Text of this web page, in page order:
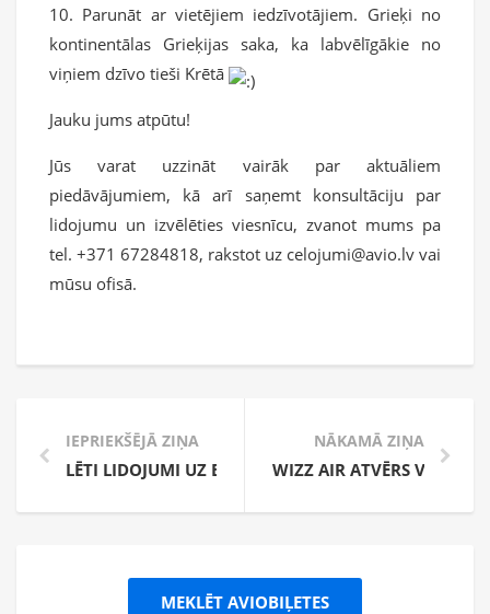
10. Parunāt ar vietējiem iedzīvotājiem. Grieķi no
kontinentālas Grieķijas saka, ka labvēlīgākie no
viņiem dzīvo tieši Krētā
Jauku jums atpūtu!
Jūs varat uzzināt vairāk par aktuāliem
piedāvājumiem, kā arī saņemt konsultāciju par
lidojumu un izvēlēties viesnīcu, zvanot mums pa
tel. +371 67284818, rakstot uz celojumi@avio.lv vai
mūsu ofisā.
IEPRIEKŠĒJĀ ZIŅA
LĒTI LIDOJUMI UZ BERGENU
NĀKAMĀ ZIŅA
WIZZ AIR ATVĒRS VĒL 7
MEKLĒT AVIOBIĻETES